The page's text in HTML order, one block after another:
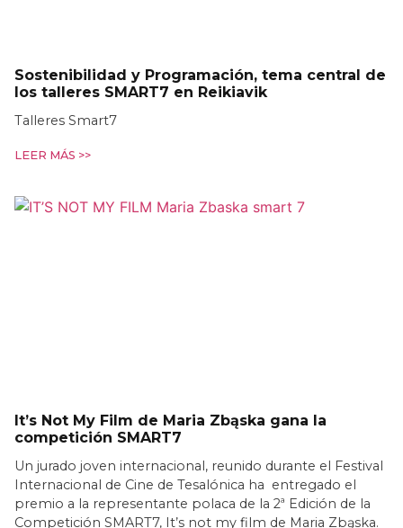
Sostenibilidad y Programación, tema central de
los talleres SMART7 en Reikiavik
Talleres Smart7
LEER MÁS >>
It’s Not My Film de Maria Zbąska gana la
competición SMART7
Un jurado joven internacional, reunido durante el Festival
Internacional de Cine de Tesalónica ha entregado el
premio a la representante polaca de la 2ª Edición de la
Competición SMART7, It’s not my film de Maria Zbąska.